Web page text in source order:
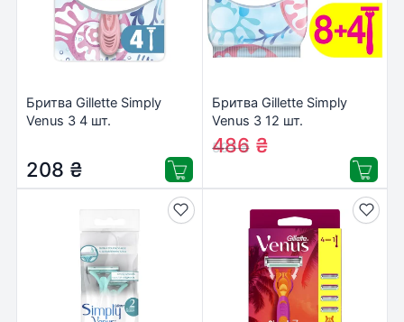
Бритва Gillette Simply
Venus 3 4 шт.
(7702018465675/8700216143608)
208 ₴
Бритва Gillette Simply
Venus 3 12 шт.
(7702018070732)
507₴
486 ₴